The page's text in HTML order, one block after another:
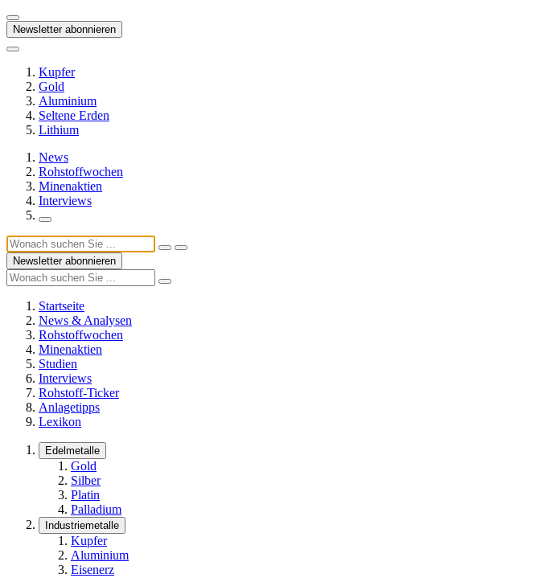
Newsletter abonnieren
Kupfer
Gold
Aluminium
Seltene Erden
Lithium
News
Rohstoffwochen
Minenaktien
Interviews
Newsletter abonnieren
Startseite
News & Analysen
Rohstoffwochen
Minenaktien
Studien
Interviews
Rohstoff-Ticker
Anlagetipps
Lexikon
Edelmetalle
Gold
Silber
Platin
Palladium
Industriemetalle
Kupfer
Aluminium
Eisenerz